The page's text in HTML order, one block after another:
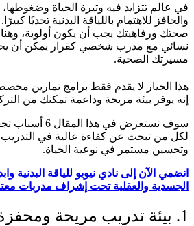
في عالم تتزايد فيه وتيرة الحياة
والحافز للاهتمام باللياقة البدنية تحديًا
صحتك ورفاهيتك يجب أن يكون أولوية، وهنا
نسائي مع مدرب شخصي كقرار يمكن أن
مسيرتك الصحية.
هذا الخيار لا يقدم فقط برامج تمارين
إنه يوفر بيئة مريحة وداعمة تمكنك من
سوف نستعرض في
لكل من تبحث عن كفاءة عالية في
وتحسين مستمر في نوعية الحياة.
انضمي الآن إلى نادي نيويو للياقة البدنية
الجسدية والعقلية تحت إشراف مدربات
1. بيئة تدريب مريحة ومحفزة